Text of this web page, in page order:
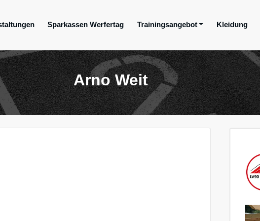
Sparkassen Werfertag Trainingsangebot Kleidung
Arno Weit